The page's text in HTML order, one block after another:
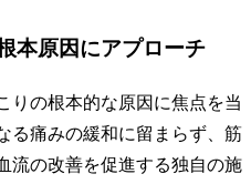
本原因にアプローチ
りの根本的な原因に焦点を当
る痛みの緩和に留まらず、筋
流の改善を促進する独自の施